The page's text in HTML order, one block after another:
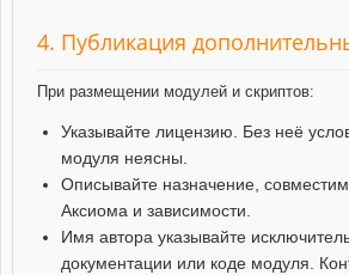
4. Публикация
При размещении модулей и скриптов:
Указывайте лицензию. Без неё
модуля неясны.
Описывайте назначение,
Аксиома и зависимости.
Имя автора указывайте
документации или коде модуля.